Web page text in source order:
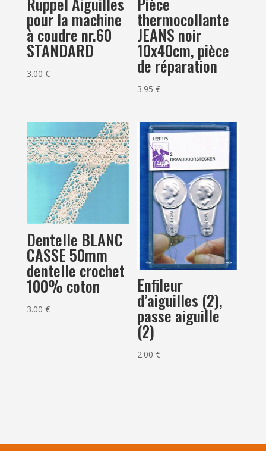
pour la machine
à coudre nr.60
STANDARD
3.00 €
thermocollante
JEANS noir
10x40cm, pièce
de réparation
3.95€
Dentelle BLANC
CASSE 50mm
dentelle crochet
100% coton
3.00 €
Enfileur
d’aiguilles (2),
passe aiguille
(2)
2.00€